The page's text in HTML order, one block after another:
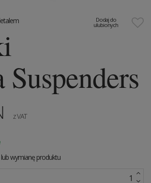
Dodaj do
ulubionych
Suspenders
z VAT
wymianę produktu